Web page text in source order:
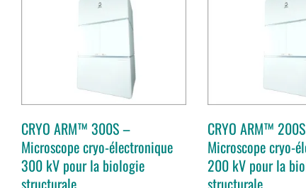
CRYO ARM™ 300S –
Microscope cryo-électronique
300 kV pour la biologie
CRYO ARM™ 200S –
Microscope cryo-
électronique 200 kV
pour la biologie
structurale
CRYO ARM™
Microscope cryo-
200 kV pour la
CRYO